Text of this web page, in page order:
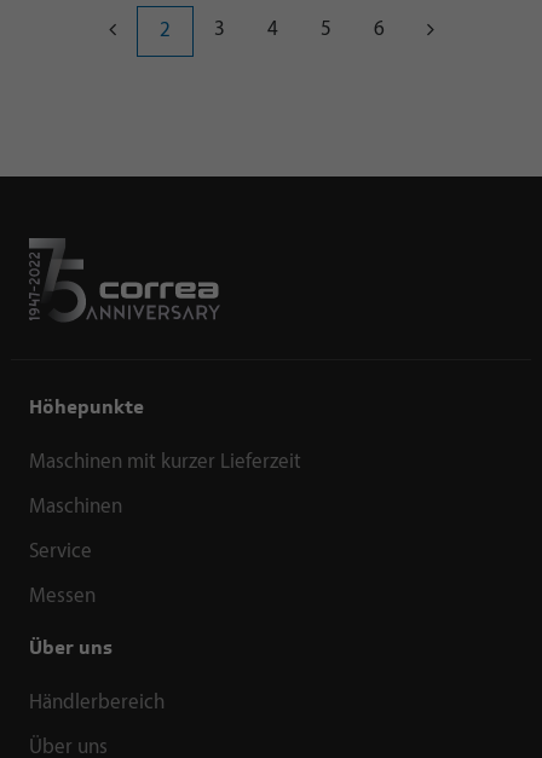
2 3 4 5 6
Höhepunkte
Maschinen mit kurzer Lieferzeit
Maschinen
Service
Messen
Über uns
Händlerbereich
Über uns